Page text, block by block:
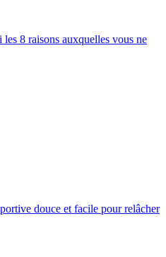
8 raisons auxquelles vous ne
douce et facile pour relâcher